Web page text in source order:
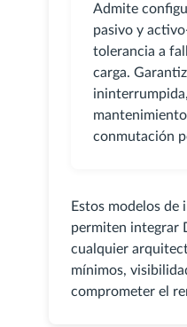
Admite
pasivo y
tolerancia a
carga.
conmutación
Estos modelos de
permiten integrar
cualquier
mínimos,
comprometer el